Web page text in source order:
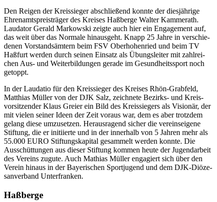
Den Reigen der Kreis­sie­ger abschlie­ßend konnte der dies­jäh­rige
Ehren­amts­preis­trä­ger des Krei­ses Haßberge Walter Kammer­ath.
Lauda­tor Gerald Markow­ski zeigte auch hier ein Enga­ge­ment auf,
das weit über das Normale hinaus­geht. Knapp 25 Jahre in verschie­
de­nen Vorstands­äm­tern beim FSV Ober­ho­hen­ried und beim TV
Haßfurt werden durch seinen Einsatz als Übungs­lei­ter mit zahl­rei­
chen Aus- und Weiter­bil­dun­gen gerade im Gesund­heits­sport noch
getoppt.
In der Lauda­tio für den Kreis­sie­ger des Krei­ses Rhön-Grab­feld,
Matthias Müller von der DJK Salz, zeich­nete Bezirks- und Kreis­
vor­sit­zen­der Klaus Greier ein Bild des Kreis­sie­gers als Visio­när, der
mit vielen seiner Ideen der Zeit voraus war, dem es aber trotz­dem
gelang diese umzu­set­zen. Heraus­ra­gend sicher die vereins­ei­gene
Stif­tung, die er initi­ierte und in der inner­halb von 5 Jahren mehr als
55.000 EURO Stif­tungs­ka­pi­tal gesam­melt werden konnte. Die
Ausschüt­tun­gen aus dieser Stif­tung kommen heute der Jugend­ar­beit
des Vereins zugute. Auch Mathias Müller enga­giert sich über den
Verein hinaus in der Baye­ri­schen Sport­ju­gend und dem DJK-Diöze­
san­ver­band Unterfranken.
Haßberge